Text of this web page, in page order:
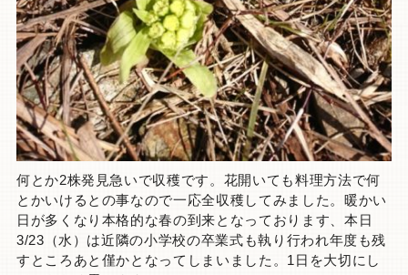
何とか2株発見急いで収穫です。花開いても料理方法で何
とかいけるとの事なので一応全収穫してみました。暖かい
日が多くなり本格的な春の到来となっております、本日
3/23（水）は近隣の小学校の卒業式も執り行われ年度も残
すところあと僅かとなってしまいました。1日を大切にし